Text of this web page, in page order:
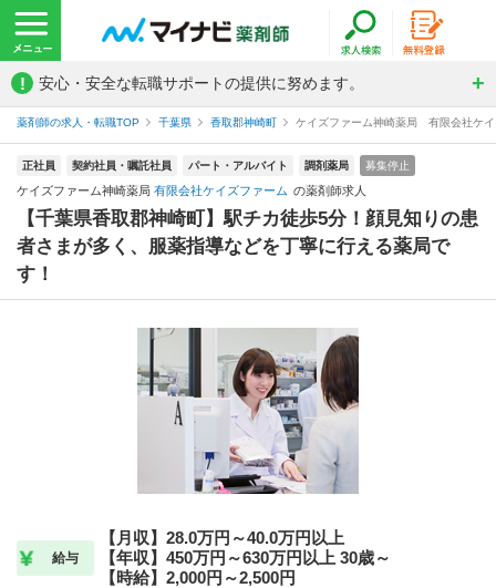
! 安心・安全な転職サポートの提供に努めます。
薬剤師の求人・転職TOP 千葉県 香取郡神崎町 ケイズファーム神崎薬局 有限会社ケ
正社員 契約社員・嘱託社員 パート・アルバイト 調剤薬局 募集停止
ケイズファーム神崎薬局 有限会社ケイズファーム の薬剤師求人
【千葉県香取郡神崎町】駅チカ徒歩5分！顔見知りの患
者さまが多く、服薬指導などを丁寧に行える薬局で
す！
給与
【月収】28.0万円～40.0万円以上
【年収】450万円～630万円以上 30歳～
【時給】2,000円～2,500円